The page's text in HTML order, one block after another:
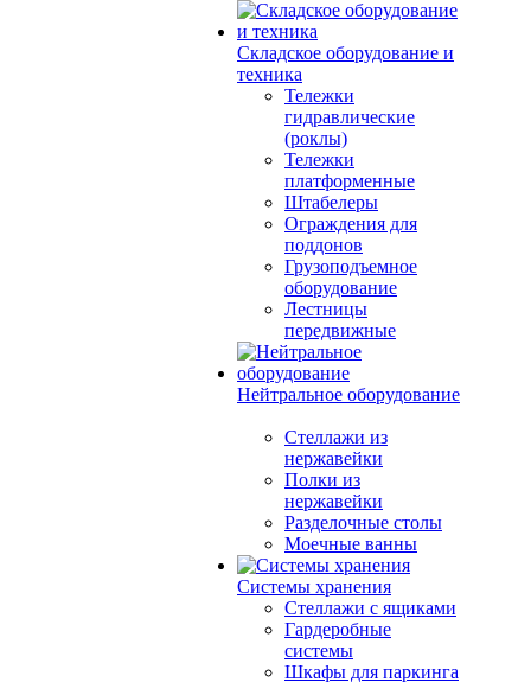
Складское оборудование и
техника
Тележки
гидравлические
(роклы)
Тележки
платформенные
Штабелеры
Ограждения для
поддонов
Грузоподъемное
оборудование
Лестницы
передвижные
Нейтральное оборудование
Стеллажи из
нержавейки
Полки из
нержавейки
Разделочные столы
Моечные ванны
Системы хранения
Стеллажи с ящиками
Гардеробные
системы
Шкафы для паркинга